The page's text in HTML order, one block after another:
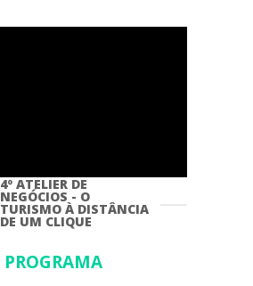
4º ATELIER DE
NEGÓCIOS - O
TURISMO À DISTÂNCIA
DE UM CLIQUE
PROGRAMA